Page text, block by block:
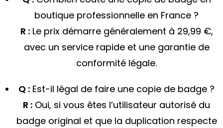
boutique professionnelle en France ?
R :Le prix démarre généralement à 29,99 €,
avec un service rapide et une garantie de
conformité légale.
Q : Est-il légal de faire une copie de badge ?
R : Oui, si vous êtes l’utilisateur autorisé du
badge original et que la duplication respecte